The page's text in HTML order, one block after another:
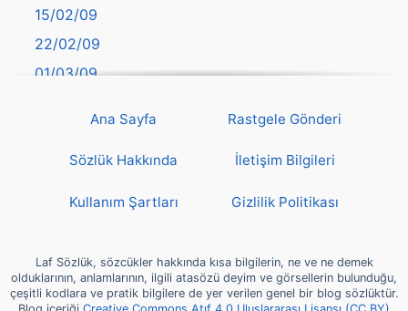
Bitlis
Bolu
Burdur
Çankırı
Çorum
deyim
Diyarbakır
15/02/09
22/02/09
01/03/09
22/03/09
19/04/09
26/04/09
Ana Sayfa Rastgele Gönderi
Sözlük Hakkında İletişim Bilgileri
Kullanım Şartları Gizlilik Politikası
Laf Sözlük, sözcükler hakkında kısa bilgilerin, ne ve ne demek
olduklarının, anlamlarının, ilgili atasözü deyim ve görsellerin bulunduğu,
çeşitli kodlara ve pratik bilgilere de yer verilen genel bir blog sözlüktür.